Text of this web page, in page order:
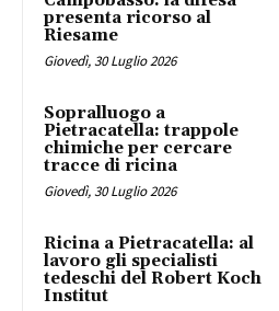
presenta ricorso al
Riesame
Giovedì, 30 Luglio 2026
Sopralluogo a
Pietracatella: trappole
chimiche per cercare
tracce di ricina
Giovedì, 30 Luglio 2026
Ricina a Pietracatella: al
lavoro gli specialisti
tedeschi del Robert Koch
Institut